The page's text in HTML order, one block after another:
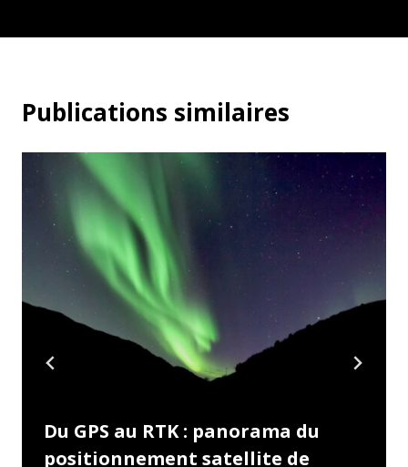
Publications similaires
Du GPS au RTK : panorama du
positionnement satellite de